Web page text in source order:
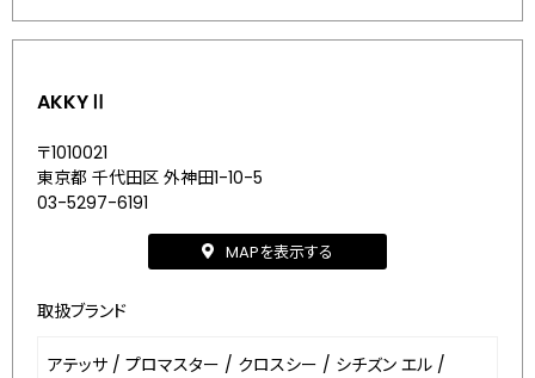
AKKYⅡ
〒1010021
東京都 千代田区 外神田1-10-5
03-5297-6191
MAPを表示する
取扱ブランド
アテッサ / プロマスター / クロスシー / シチズン エル /